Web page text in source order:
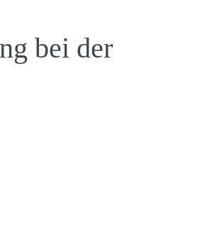
bei der